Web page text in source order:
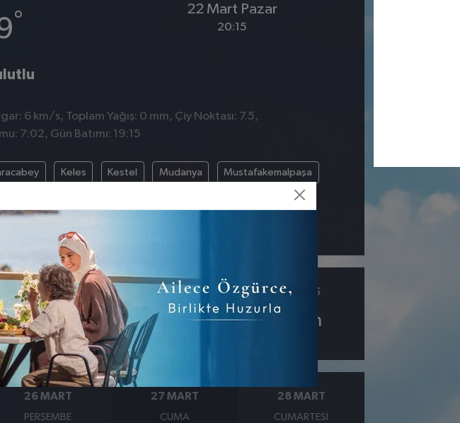
°
22 Mart Pazar
20:15
6 km/s, Toplam Yağış: 0 mm, Çiy Noktası: 7.5,
7:02, Gün Batımı: 19:15
Keles Kestel Mudanya Mustafakemalpaşa
RÜZGAR
6km/s
ÇIY
7.5
GÖRÜŞ
8 km
26 MART
PERŞEMBE
27 MART
CUMA
28 MART
CUMARTESI